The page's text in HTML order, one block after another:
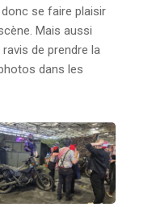
se faire plaisir
Mais aussi
de prendre la
dans les